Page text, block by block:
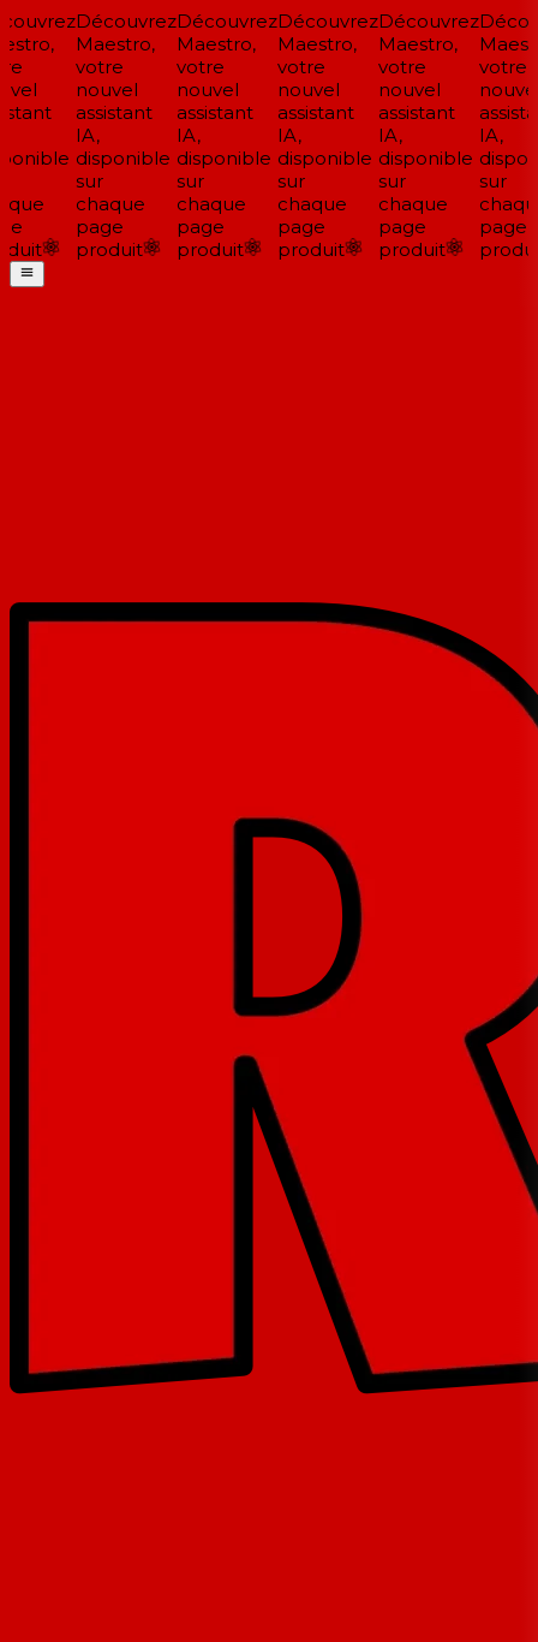
Découvrez
Maestro,
votre
nouvel
assistant
IA,
disponible
sur
chaque
page
produit
Découvrez
Maestro,
votre
nouvel
assistant
IA,
disponible
sur
chaque
page
produit
Découvrez
Maestro,
votre
nouvel
assistant
IA,
disponible
sur
chaque
page
produit
Découvrez
Maestro,
votre
nouvel
assistant
IA,
disponible
sur
chaque
page
produit
votre
nouvel
IA,
sur
page
produit